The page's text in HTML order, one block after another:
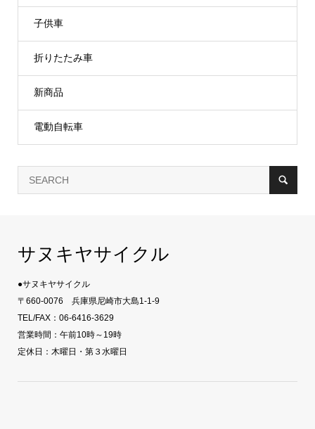
子供車
折りたたみ車
新商品
電動自転車
サヌキヤサイクル
●サヌキヤサイクル
〒660-0076 兵庫県尼崎市大島1-1-9
TEL/FAX：06-6416-3629
営業時間：午前10時～19時
定休日：木曜日・第３水曜日